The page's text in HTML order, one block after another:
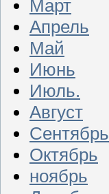
Март
Апрель
Май
Июнь
Июль.
Август
Сентябрь
Октябрь
ноябрь